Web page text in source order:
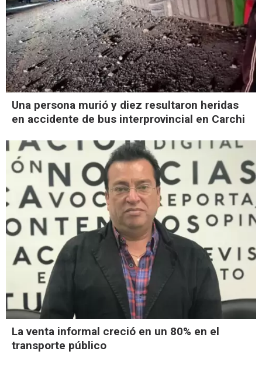
Una persona murió y diez resultaron heridas
en accidente de bus interprovincial en Carchi
La venta informal creció en un 80% en el
transporte público